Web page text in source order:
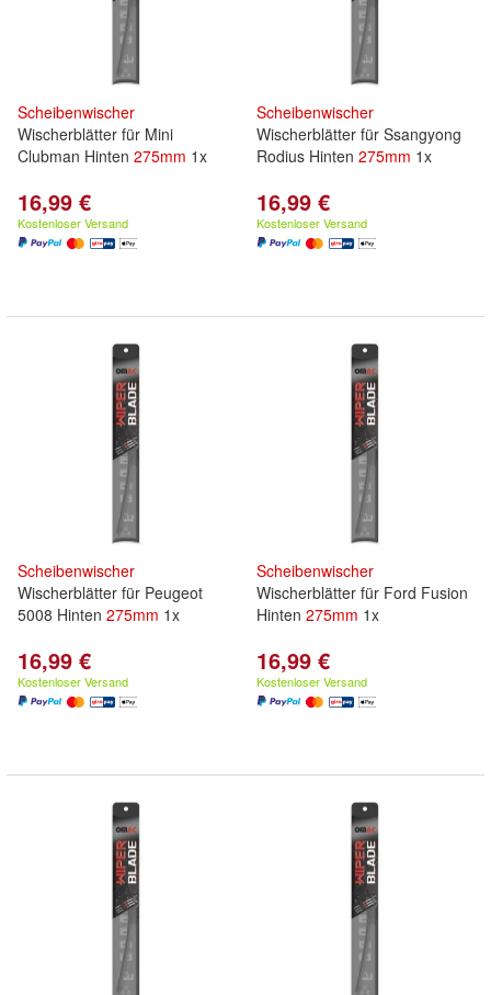
Scheibenwischer
Wischerblätter für Mini
Clubman Hinten 275mm 1x
16,99 €
Kostenloser Versand
Scheibenwischer
Wischerblätter für Ssangyong
Rodius Hinten 275mm 1x
16,99 €
Kostenloser Versand
Scheibenwischer
Wischerblätter für Peugeot
5008 Hinten 275mm 1x
16,99 €
Kostenloser Versand
Scheibenwischer
Wischerblätter für Ford Fusion
Hinten 275mm 1x
16,99 €
Kostenloser Versand